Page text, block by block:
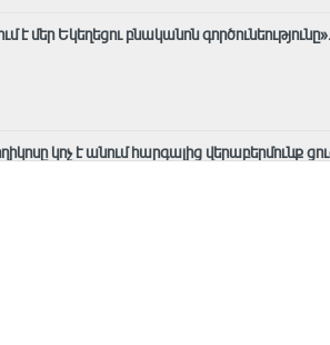
է մեր Եկեղեցու բնականոն
կոչ է անում հարգալից վերաբերմունք